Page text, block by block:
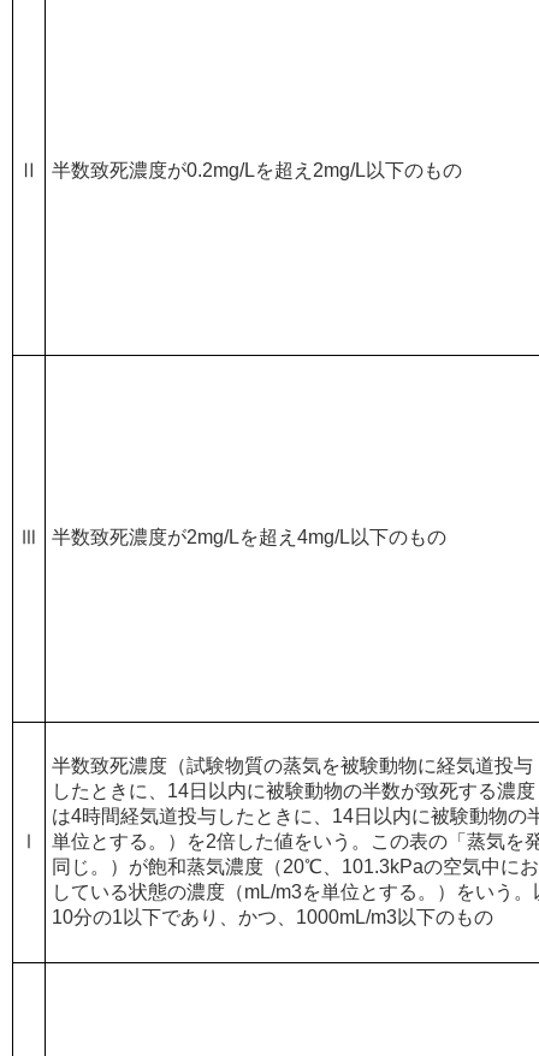
Ⅱ 半数致死濃度が0.2mg/Lを超え2mg/L以下のもの
Ⅲ 半数致死濃度が2mg/Lを超え4mg/L以下のもの
Ⅰ
半数致死濃度（試験物質の蒸気を被験動物に経気道投
したときに、14日以内に被験動物の半数が致死する濃
は4時間経気道投与したときに、14日以内に被験動物の
単位とする。）を2倍した値をいう。この表の「蒸気を
同じ。）が飽和蒸気濃度（20℃、101.3kPaの空気中に
している状態の濃度（mL/m3を単位とする。）をいう
10分の1以下であり、かつ、1000mL/m3以下のもの